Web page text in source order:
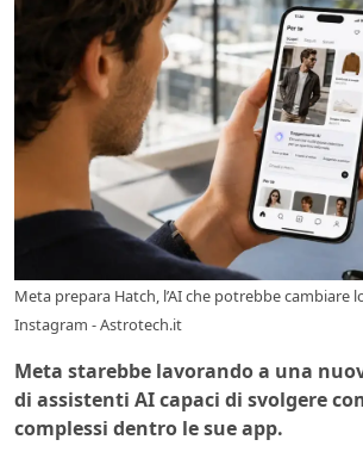
Meta prepara Hatch, l’AI che potrebbe cambiare
Instagram - Astrotech.it
Meta starebbe lavorando a una
di assistenti AI capaci di svolgere
complessi dentro le sue app.